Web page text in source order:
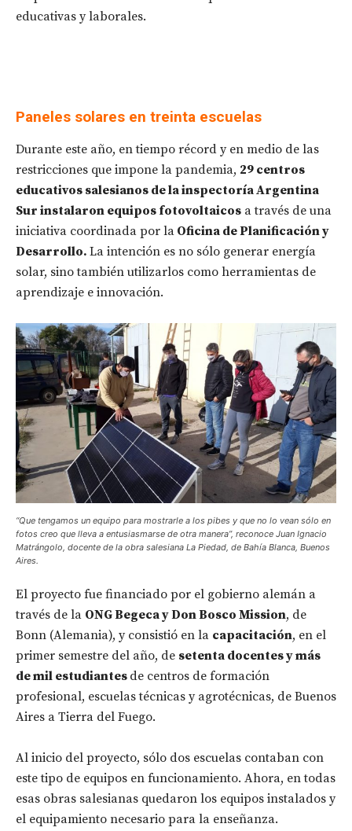
educativas y laborales.
Paneles solares en treinta escuelas
Durante este año, en tiempo récord y en medio de las
restricciones que impone la pandemia, 29 centros
educativos salesianos de la inspectoría Argentina
Sur instalaron equipos fotovoltaicos a través de una
iniciativa coordinada por la Oficina de Planificación y
Desarrollo. La intención es no sólo generar energía
solar, sino también utilizarlos como herramientas de
aprendizaje e innovación.
“Que tengamos un equipo para mostrarle a los pibes y que no lo vean sólo en
fotos creo que lleva a entusiasmarse de otra manera”, reconoce Juan Ignacio
Matrángolo, docente de la obra salesiana La Piedad, de Bahía Blanca, Buenos
Aires.
El proyecto fue financiado por el gobierno alemán a
través de la ONG Begeca y Don Bosco Mission, de
Bonn (Alemania), y consistió en la capacitación, en el
primer semestre del año, de setenta docentes y más
de mil estudiantes de centros de formación
profesional, escuelas técnicas y agrotécnicas, de Buenos
Aires a Tierra del Fuego.
Al inicio del proyecto, sólo dos escuelas contaban con
este tipo de equipos en funcionamiento. Ahora, en todas
esas obras salesianas quedaron los equipos instalados y
el equipamiento necesario para la enseñanza.